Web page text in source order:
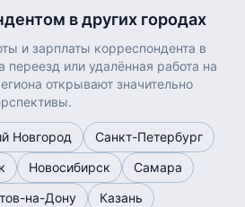
в других городах
и зарплаты корреспондента в
переезд или удалённая работа на
открывают значительно
Новгород
Санкт-Петербург
Новосибирск
Самара
на-Дону
Казань